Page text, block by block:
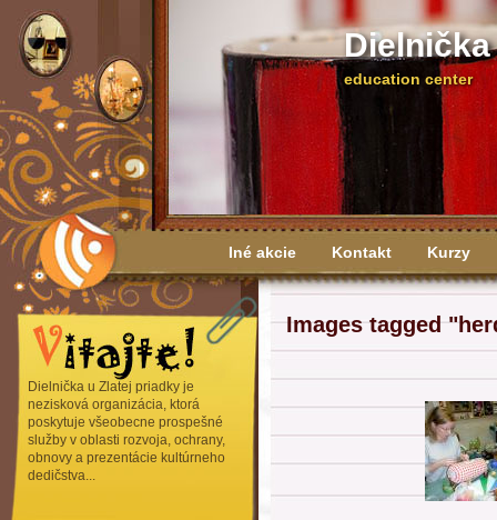
education center
Iné akcie Kontakt
Kurzy
Výročné správy
Dielnička u Zlatej priadky je
nezisková organizácia, ktorá
poskytuje všeobecne prospešné
služby v oblasti rozvoja, ochrany,
obnovy a prezentácie kultúrneho
dedičstva...
Images tagged